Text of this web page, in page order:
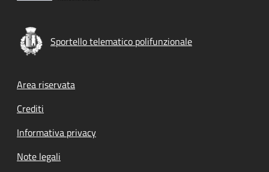
Sportello telematico polifunzionale
Footer menu
Area riservata
Crediti
Informativa privacy
Note legali